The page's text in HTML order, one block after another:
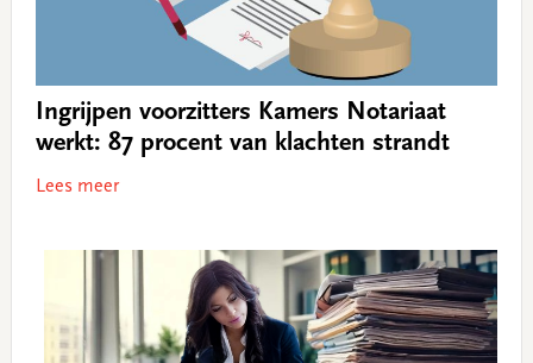
Ingrijpen voorzitters Kamers Notariaat
werkt: 87 procent van klachten strandt
Lees meer